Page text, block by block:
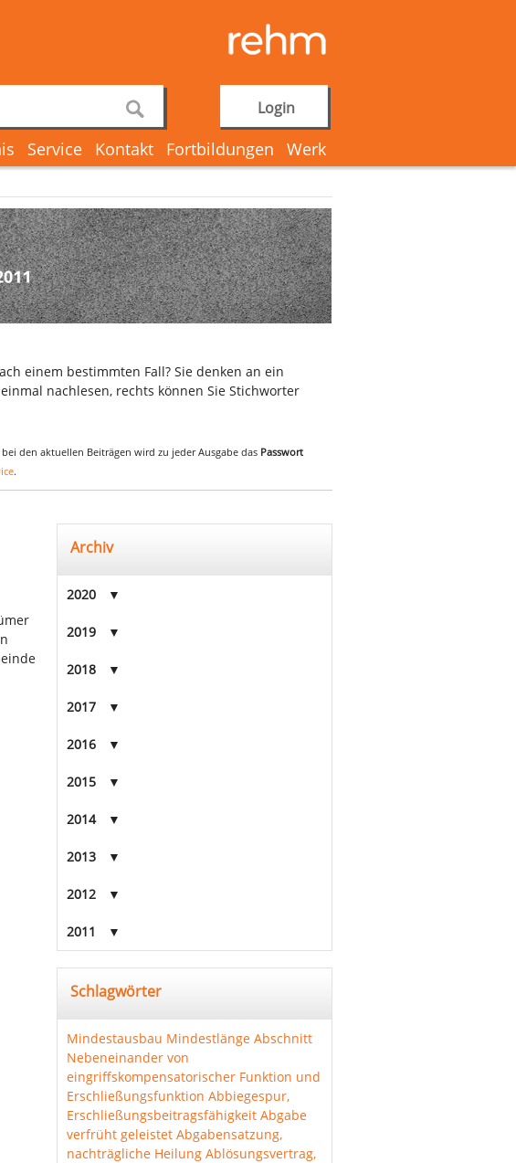
Login
Werk
Fortbildungen
Kontakt
Service
einem bestimmten Fall? Sie denken an ein
nachlesen, rechts können Sie Stichworter
den aktuellen Beiträgen wird zu jeder Ausgabe das Passwort
.
Archiv
2020
2019
2018
2017
2016
2015
2014
2013
2012
2011
Schlagwörter
Mindestausbau Mindestlänge Abschnitt
Nebeneinander von
eingriffskompensatorischer Funktion und
Erschließungsfunktion Abbiegespur,
Erschließungsbeitragsfähigkeit Abgabe
verfrüht geleistet Abgabensatzung,
nachträgliche Heilung Ablösungsvertrag,